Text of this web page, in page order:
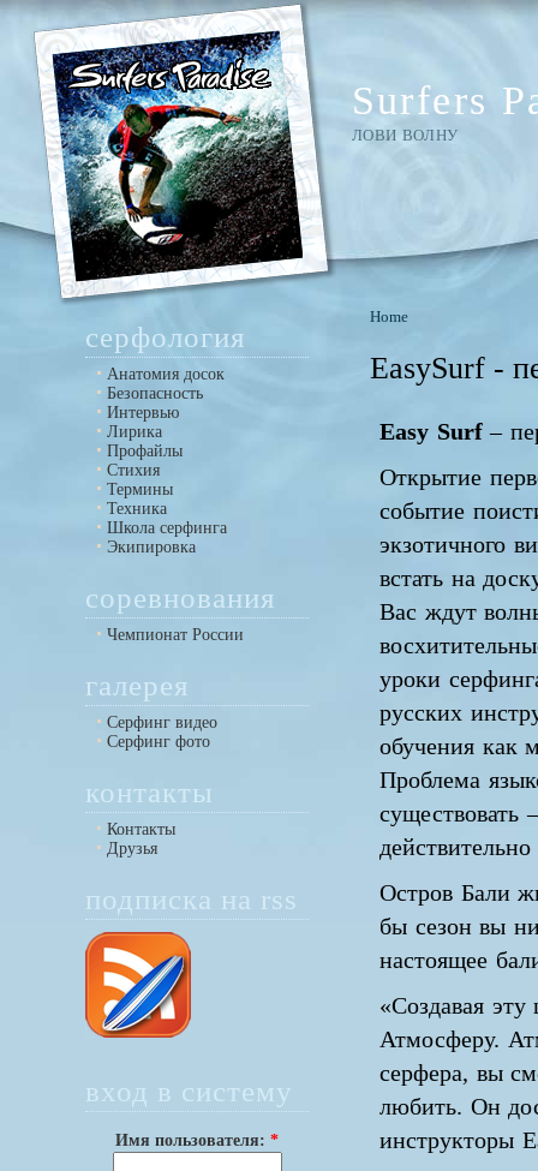
Surfers
ЛОВИ ВОЛНУ
серфология
Анатомия досок
Безопасность
Интервью
Лирика
Профайлы
Стихия
Термины
Техника
Школа серфинга
Экипировка
соревнования
Чемпионат России
галерея
Серфинг видео
Серфинг фото
контакты
Контакты
Друзья
подписка на rss
вход в систему
Имя пользователя:*
Home
EasySurf -
Easy Surf–
Открытие
событие
экзотичного
встать на
Вас ждут
уроки
русских
обучения как
Проблема
существовать
Остров Бали
бы сезон вы
настоящее
«Создавая эту
Атмосферу.
серфера, вы
любить. Он
инструкторы